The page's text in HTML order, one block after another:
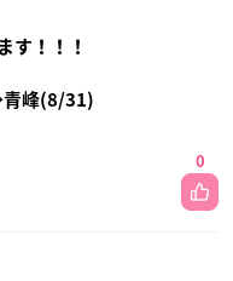
す！！！
青峰(8/31)
0